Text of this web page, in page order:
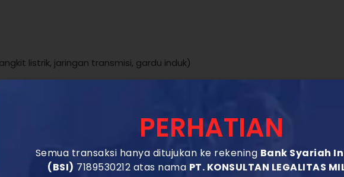
listrik, jaringan transmisi, gardu induk)
juga mensyaratkan nilai TKDN minimum dalam proses
TKDN Jasa dan Barang
PERHATIAN
Semua transaksi hanya ditujukan ke rekening Bank Syariah
(BSI) 7189530212 atas nama PT. KONSULTAN LEGALITAS